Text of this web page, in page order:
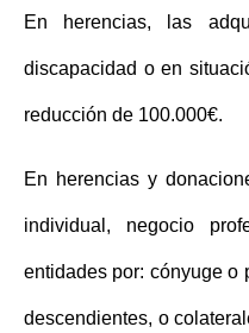
En herencias, las
discapacidad o en
reducción de 100.000€.
En herencias y
individual, negocio
entidades por: cónyuge o
descendientes, o